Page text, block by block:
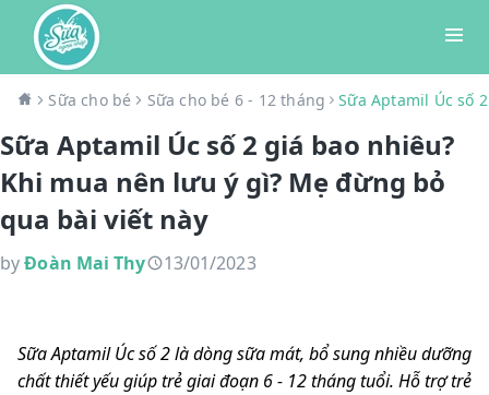
Sữa cho bé Sữa cho bé 6 - 12 tháng Sữa Aptamil Úc số
Sữa Aptamil Úc số 2 giá bao nhiêu?
Khi mua nên lưu ý gì? Mẹ đừng bỏ
qua bài viết này
byĐoàn Mai Thy 13/01/2023
Sữa Aptamil Úc số 2 là dòng sữa mát, bổ sung nhiều dưỡng
chất thiết yếu giúp trẻ giai đoạn 6 - 12 tháng tuổi. Hỗ trợ trẻ